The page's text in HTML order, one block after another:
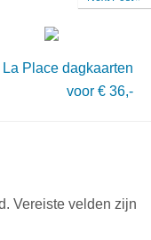
La Place dagkaarten
voor € 36,-
Vereiste velden zijn